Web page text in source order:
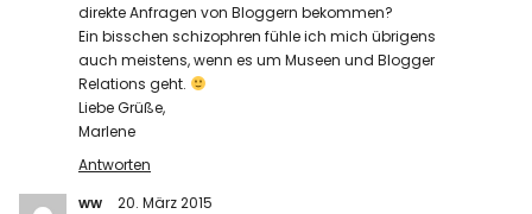
direkte Anfragen von Bloggern bekommen?
Ein bisschen schizophren fühle ich mich übrigens
auch meistens, wenn es um Museen und Blogger
Relations geht.
Liebe Grüße,
Marlene
Antworten
ww
20. März 2015